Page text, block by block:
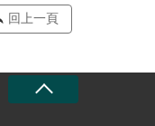
回上一頁